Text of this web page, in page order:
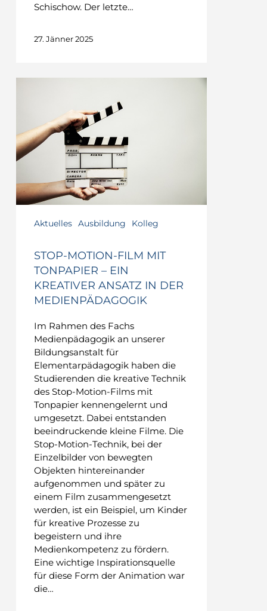
Schischow. Der letzte…
27. Jänner 2025
Tonpapier
–
Ein
Ansatz
in
Medienpädagogik
Aktuelles Ausbildung Kolleg
STOP-MOTION-FILM MIT
TONPAPIER – EIN
KREATIVER ANSATZ IN DER
MEDIENPÄDAGOGIK
Im Rahmen des Fachs
Medienpädagogik an unserer
Bildungsanstalt für
Elementarpädagogik haben die
Studierenden die kreative Technik
des Stop-Motion-Films mit
Tonpapier kennengelernt und
umgesetzt. Dabei entstanden
beeindruckende kleine Filme. Die
Stop-Motion-Technik, bei der
Einzelbilder von bewegten
Objekten hintereinander
aufgenommen und später zu
einem Film zusammengesetzt
werden, ist ein Beispiel, um Kinder
für kreative Prozesse zu
begeistern und ihre
Medienkompetenz zu fördern.
Eine wichtige Inspirationsquelle
für diese Form der Animation war
die…